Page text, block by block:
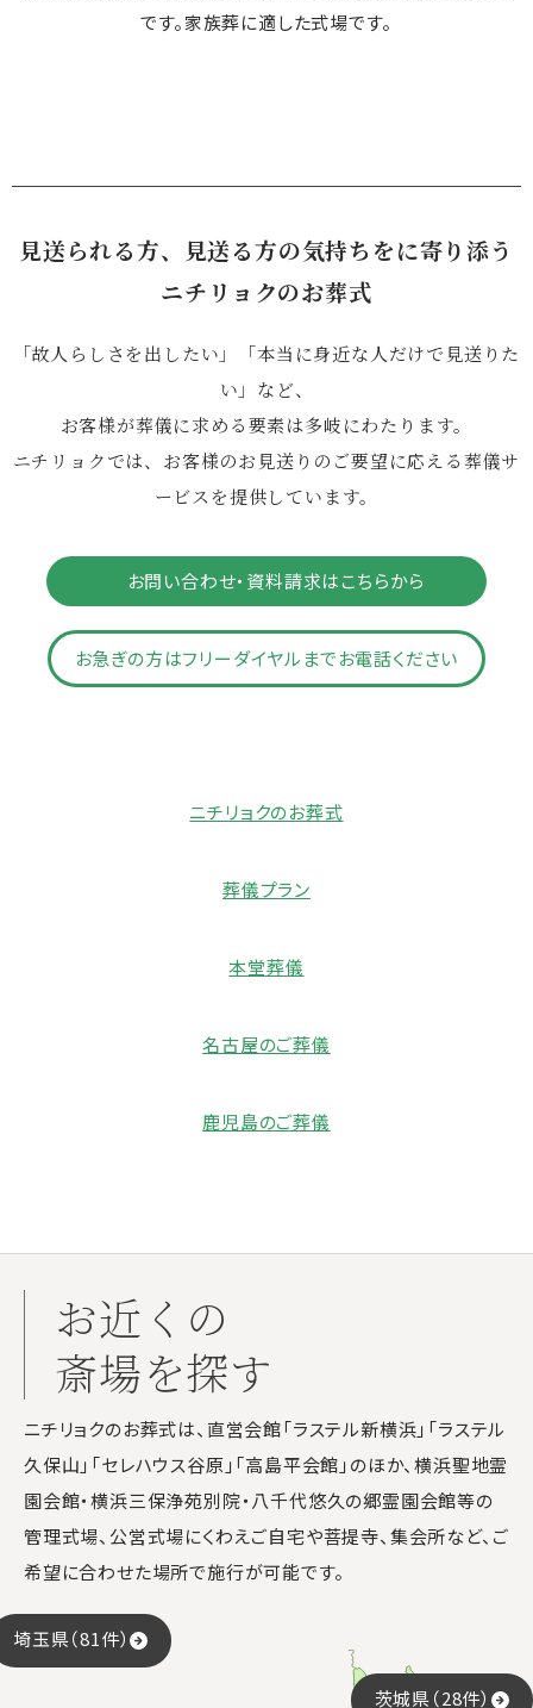
です。家族葬に適した式場です。
見送られる方、見送る方の気持ちをに寄り添う
ニチリョクのお葬式
「故人らしさを出したい」「本当に身近な人だけで見送りた
い」など、
お客様が葬儀に求める要素は多岐にわたります。
ニチリョクでは、お客様のお見送りのご要望に応える葬儀サ
ービスを提供しています。
お問い合わせ・資料請求はこちらから
お急ぎの方はフリーダイヤルまでお電話ください
ニチリョクのお葬式
葬儀プラン
本堂葬儀
名古屋のご葬儀
鹿児島のご葬儀
お近くの
斎場を探す
ニチリョクのお葬式は、直営会館「ラステル新横浜」「ラステル
久保山」「セレハウス谷原」「高島平会館」のほか、横浜聖地霊
園会館・横浜三保浄苑別院・八千代悠久の郷霊園会館等の
管理式場、公営式場にくわえご自宅や菩提寺、集会所など、ご
希望に合わせた場所で施行が可能です。
埼玉県（81件）
茨城県（28件）